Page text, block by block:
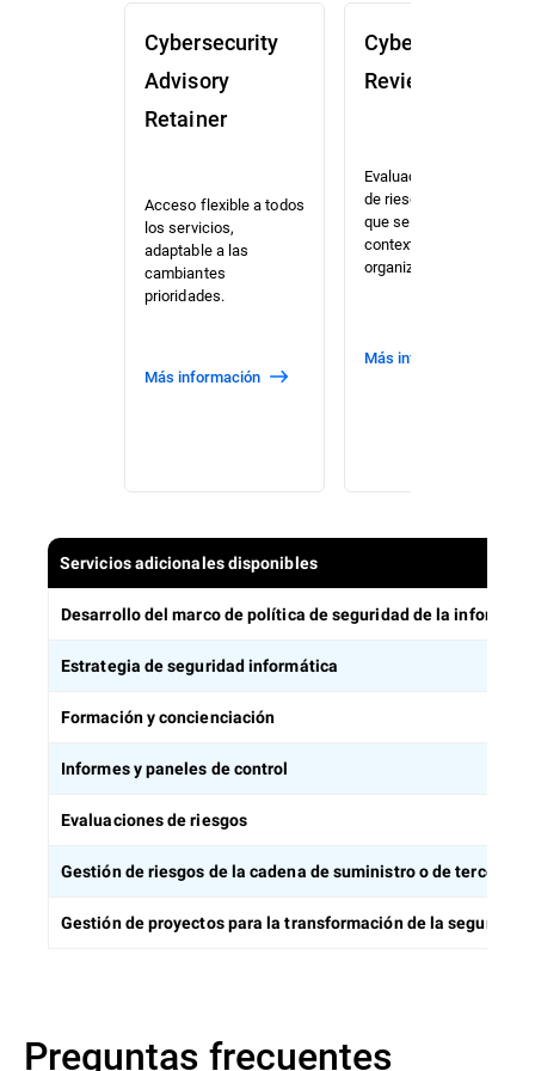
Cybersecurity
Advisory
Retainer
Acceso flexible a todos
los servicios,
adaptable a las
cambiantes
prioridades.
Más información
Cybersecurity
Review (CSR)
Evaluación priorizada
de riesgos y posición
que se adapta al
contexto de su
organización.
Más información
Servicios adicionales disponibles
Desarrollo del marco de política de seguridad de la
Estrategia de seguridad informática
Formación y concienciación
Informes y paneles de control
Evaluaciones de riesgos
Gestión de riesgos de la cadena de suministro o de terceros
Gestión de proyectos para la transformación de la seguridad
Preguntas frecuentes